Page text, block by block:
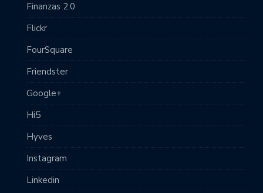
Finanzas 2.0
Flickr
FourSquare
Friendster
Google+
Hi5
Hyves
Instagram
Linkedin